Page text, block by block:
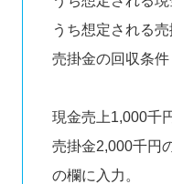
うち想定される
売掛金の回収条
現金売上1,000千
売掛金2,000千円
の欄に入力。